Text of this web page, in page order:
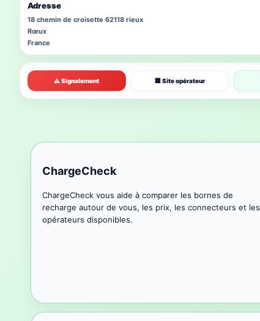
⚠ Signalement 🏢 Site opérateur
Adresse
18 chemin de croisette 62118 rieux
Rœux
France
ChargeCheck
ChargeCheck vous aide à comparer les bornes de
recharge autour de vous, les prix, les connecteurs et les
opérateurs disponibles.